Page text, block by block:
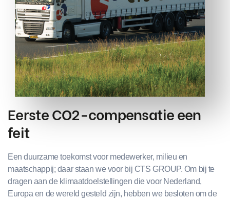
Eerste CO2-compensatie een
feit
Een duurzame toekomst voor medewerker, milieu en
maatschappij; daar staan we voor bij CTS GROUP. Om bij te
dragen aan de klimaatdoelstellingen die voor Nederland,
Europa en de wereld gesteld zijn, hebben we besloten om de